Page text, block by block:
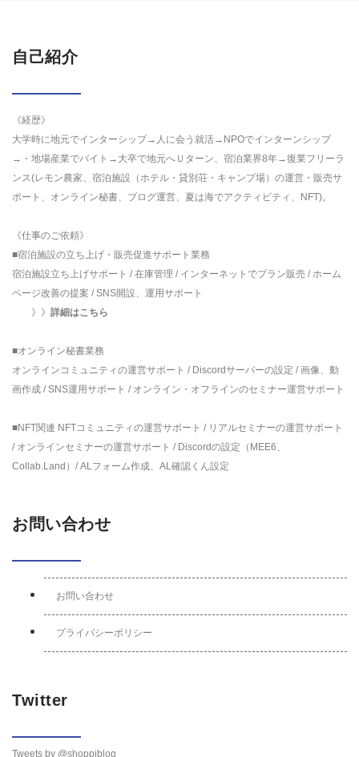
自己紹介
《経歴》
大学時に地元でインターシップ→人に会う就活→NPOでインターンシップ
→・地場産業でバイト→大卒で地元へＵターン、宿泊業界8年→復業フリーラ
ンス(レモン農家、宿泊施設（ホテル・貸別荘・キャンプ場）の運営・販売サ
ポート、オンライン秘書、ブログ運営、夏は海でアクティビティ、NFT)。
《仕事のご依頼》
■宿泊施設の立ち上げ・販売促進サポート業務
宿泊施設立ち上げサポート / 在庫管理 / インターネットでプラン販売 / ホーム
ページ改善の提案 / SNS開設、運用サポート
》》 詳細はこちら
■オンライン秘書業務
オンラインコミュニティの運営サポート / Discordサーバーの設定 / 画像、動
画作成 / SNS運用サポート / オンライン・オフラインのセミナー運営サポート
■NFT関連 NFTコミュニティの運営サポート / リアルセミナーの運営サポート
/ オンラインセミナーの運営サポート / Discordの設定（MEE6、
Collab.Land）/ ALフォーム作成、AL確認くん設定
お問い合わせ
お問い合わせ
プライバシーポリシー
Twitter
Tweets by @shoppiblog